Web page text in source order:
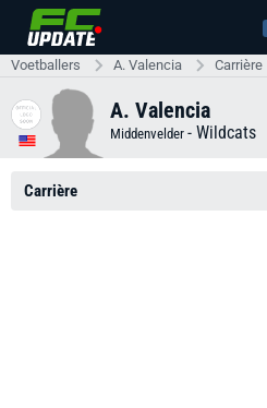
Voetballers A. Valencia Carrière
A. Valencia
Middenvelder - Wildcats
Carrière